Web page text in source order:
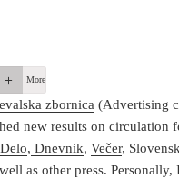
More
zbornica (Advertising
new resultson circulation
Delo, Dnevnik,Večer,
as other press. Personally,